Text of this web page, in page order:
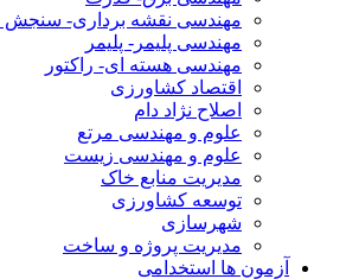
مهندسی نقشه برداری- سنجش
مهندسی پلیمر- پلیمر
مهندسی هسته ای- راکتور
اقتصاد کشاورزی
اصلاح نژاد دام
علوم و مهندسی مرتع
علوم و مهندسی زیست
مدیریت منابع خاک
توسعه کشاورزی
شهرسازی
مدیریت پروژه و ساخت
آزمون ها استخدامی